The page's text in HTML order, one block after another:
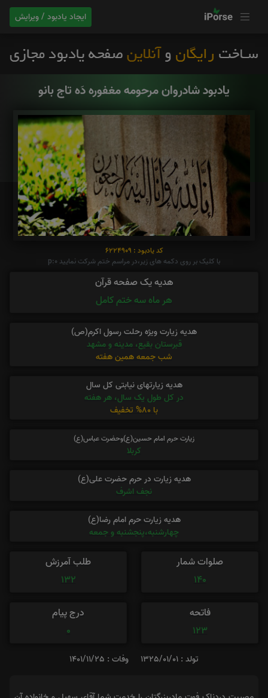
ایجاد یادبود / ویرایش
یادبود شادروان مرحومه مغفوره دَه تاج بانو
کد یادبود : 6224909
با کلیک بر روی دکمه های زیر،در مراسم ختم شرکت نمایید p:0
هدیه یک صفحه قرآن
هر ماه سه ختم کامل
هدیه زیارت ویژه رحلت رسول اکرم(ص)
قبرستان بقیع، مدینه و مشهد
شب جمعه همین هفته
هدیه زیارتهای نیابتی کل سال
در کل طول یک سال، هر هفته
با 80% تخفیف
زیارت حرم امام حسین(ع)وحضرت عباس(ع)
کربلا
هدیه زیارت در حرم حضرت علی(ع)
نجف اشرف
هدیه زیارت حرم امام رضا(ع)
چهارشنبه،پنجشنبه و جمعه
صلوات شمار
140
طلب آمرزش
132
فاتحه
123
درج پیام
0
تولد : 1325/01/01 وفات : 1401/11/25